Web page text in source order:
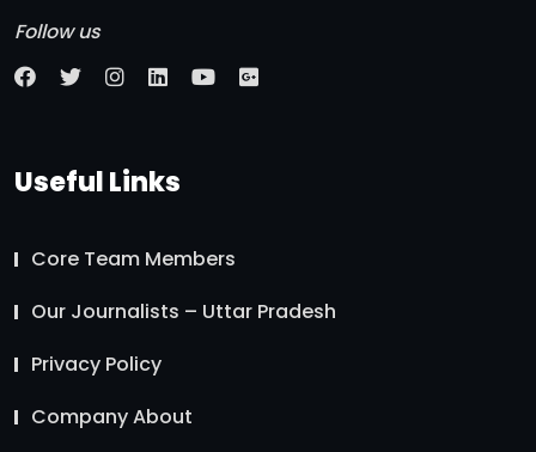
Follow us
Useful Links
Core Team Members
Our Journalists – Uttar Pradesh
Privacy Policy
Company About